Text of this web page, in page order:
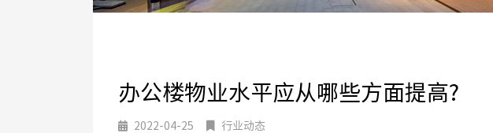
办公楼物业水平应从哪些方面提高?
2022-04-25 行业动态